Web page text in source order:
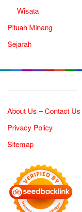
Wisata
Pituah Minang
Sejarah
About Us – Contact Us
Privacy Policy
Sitemap